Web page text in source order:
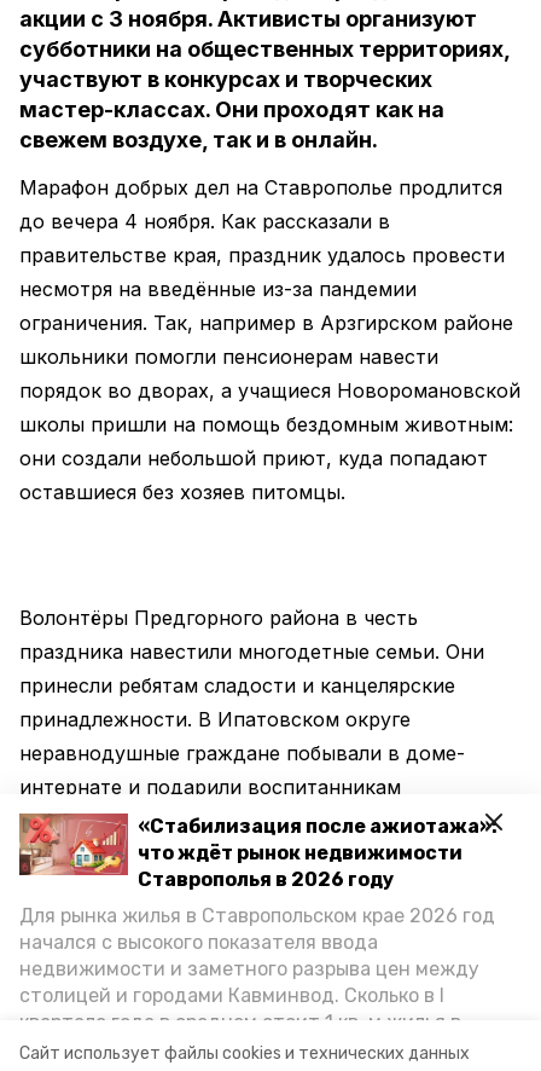
Сайт использует файлы cookies и технических данных
«Стабилизация после ажиотажа»:
что ждёт рынок недвижимости
Ставрополья в 2026 году
Для рынка жилья в Ставропольском крае 2026 год
начался с высокого показателя ввода
недвижимости и заметного разрыва цен между
столицей и городами Кавминвод. Сколько в I
квартале года в среднем стоит 1 кв. м жилья в
городах и округах региона, как изменился спрос на
акции с 3 ноября. Активисты организуют
субботники на общественных территориях,
участвуют в конкурсах и творческих
мастер-классах. Они проходят как на
свежем воздухе, так и в онлайн.
Марафон добрых дел на Ставрополье продлится
до вечера 4 ноября. Как рассказали в
правительстве края, праздник удалось провести
несмотря на введённые из-за пандемии
ограничения. Так, например в Арзгирском районе
школьники помогли пенсионерам навести
порядок во дворах, а учащиеся Новоромановской
школы пришли на помощь бездомным животным:
они создали небольшой приют, куда попадают
оставшиеся без хозяев питомцы.
Волонтёры Предгорного района в честь
праздника навестили многодетные семьи. Они
принесли ребятам сладости и канцелярские
принадлежности. В Ипатовском округе
неравнодушные граждане побывали в доме-
интернате и подарили воспитанникам
учреждения настольные игры.
Большой субботник на территории
государственного заказника провели активисты
села Новоблагодарного. В Кочубеевском районе
волонтёры центра «Пегас» навели порядок на